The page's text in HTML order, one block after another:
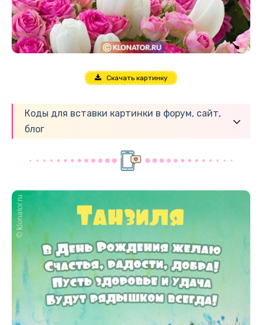
Скачать картинку
Коды для вставки картинки в форум, сайт,
блог